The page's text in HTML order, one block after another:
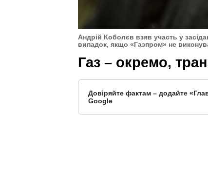
Андрій Коболєв взяв участь у
випадок, якщо «Газпром» не
Газ – окремо,
Довіряйте фактам – додайте
Google